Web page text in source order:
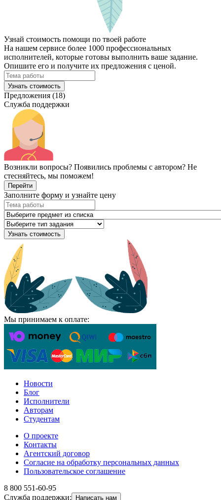
Узнай стоимость помощи по твоей работе
На нашем сервисе более 1000 профессиональных
исполнителей, которые готовы выполнить ваше задание.
Опишите его и получите их предложения с ценой.
Узнать стоимость
Предложения (18)
Служба поддержки
Возникли вопросы? Появились проблемы с автором? Не
стесняйтесь, мы поможем!
Перейти
Заполните форму и узнайте цену
Узнать стоимость
Мы принимаем к оплате:
Новости
Блог
Исполнители
Авторам
Студентам
О проекте
Контакты
Агентский договор
Согласие на обработку персональных данных
Пользовательское соглашение
8 800 551-60-95
Служба поддержки:
Написать нам